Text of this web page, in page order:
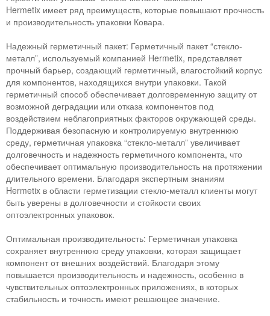
Hermetix имеет ряд преимуществ, которые повышают прочность
и производительность упаковки Ковара.
Надежный герметичный пакет: Герметичный пакет “стекло-
металл”, используемый компанией Hermetix, представляет
прочный барьер, создающий герметичный, влагостойкий корпус
для компонентов, находящихся внутри упаковки. Такой
герметичный способ обеспечивает долговременную защиту от
возможной деградации или отказа компонентов под
воздействием неблагоприятных факторов окружающей среды.
Поддерживая безопасную и контролируемую внутреннюю
среду, герметичная упаковка “стекло-металл” увеличивает
долговечность и надежность герметичного компонента, что
обеспечивает оптимальную производительность на протяжении
длительного времени. Благодаря экспертным знаниям
Hermetix в области герметизации стекло-металл клиенты могут
быть уверены в долговечности и стойкости своих
оптоэлектронных упаковок.
Оптимальная производительность: Герметичная упаковка
сохраняет внутреннюю среду упаковки, которая защищает
компонент от внешних воздействий. Благодаря этому
повышается производительность и надежность, особенно в
чувствительных оптоэлектронных приложениях, в которых
стабильность и точность имеют решающее значение.